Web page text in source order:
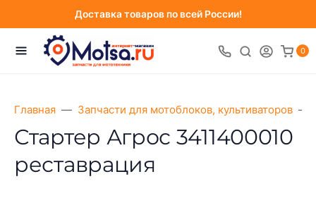
Доставка товаров по всей России!
0
Главная Запчасти для мотоблоков, культиваторов
Стартер Агрос 3411400010
реставрация